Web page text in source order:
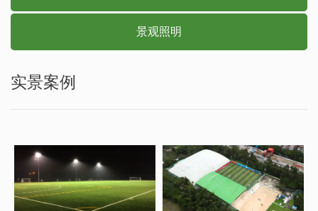
景观照明
实景案例